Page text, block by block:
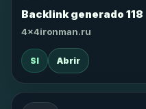
Backlink generado 118
4x4ironman.ru
SI Abrir